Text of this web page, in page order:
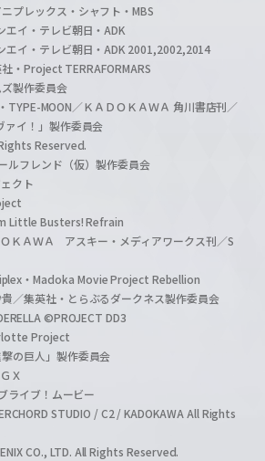
プレックス・シャフト・MBS
イ・テレビ朝日・ADK
イ・テレビ朝日・ADK 2001,2002,2014
・Project TERRAFORMARS
製作委員会
MOON／ＫＡＤＯＫＡＷＡ 角川書店刊／
ァイ！」製作委員会
Reserved.
フレンド（仮）製作委員会
クト
Little Busters! Refrain
ＫＡＷＡ アスキー・メディアワークス刊／S
・Madoka Movie Project Rebellion
／集英社・とらぶるダークネス製作委員会
©PROJECT DD3
Project
の巨人」製作委員会
Ｘ
ライブ！ムービー
STUDIO / C2 / KADOKAWA All Rights
CO., LTD. All Rights Reserved.